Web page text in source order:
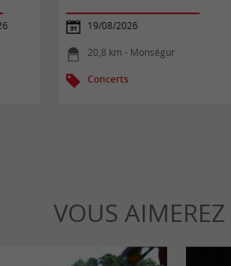
19/08/2026
20,8 km - Monségur
Concerts
VOUS AIMEREZ